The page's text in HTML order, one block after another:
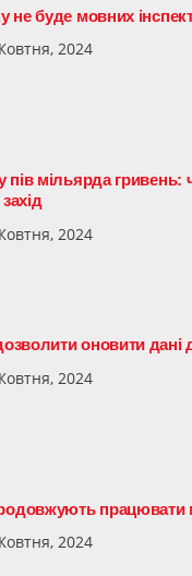
не буде мовних
2024
пів мільярда
2024
оновити
2024
працювати
2024